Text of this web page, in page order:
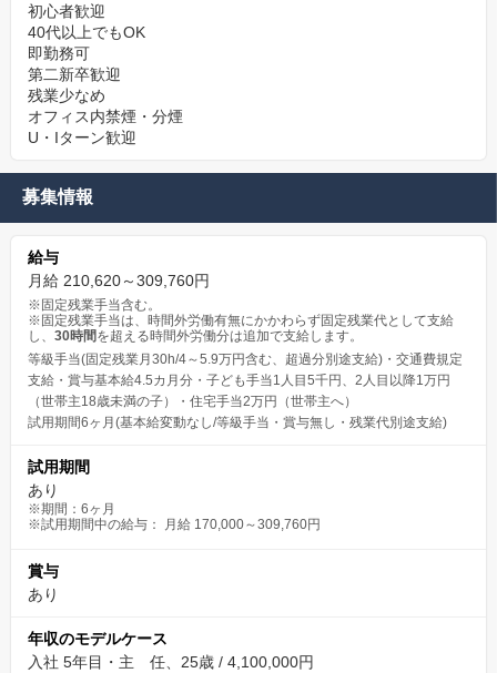
初心者歓迎
40代以上でもOK
即勤務可
第二新卒歓迎
残業少なめ
オフィス内禁煙・分煙
U・Iターン歓迎
募集情報
給与
月給 210,620～309,760円
※固定残業手当含む。
※固定残業手当は、時間外労働有無にかかわらず固定残業代として支給
し、 30時間を超える時間外労働分は追加で支給します。
等級手当(固定残業月30h/4～5.9万円含む、超過分別途支給)・交通費規定
支給・賞与基本給4.5カ月分・子ども手当1人目5千円、2人目以降1万円
（世帯主18歳未満の子）・住宅手当2万円（世帯主へ）
試用期間6ヶ月(基本給変動なし/等級手当・賞与無し・残業代別途支給)
試用期間
あり
※期間：6ヶ月
※試用期間中の給与： 月給 170,000～309,760円
賞与
あり
年収のモデルケース
入社 5年目・主 任、25歳 / 4,100,000円